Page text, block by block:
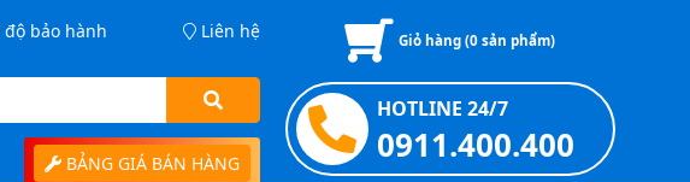
độ bảo hành Liên hệ
BẢNG GIÁ BÁN HÀNG
Giỏ hàng (0 sản phẩm)
HOTLINE 24/7
0911.400.400